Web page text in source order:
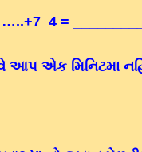
­4 =
એક મિનિટમા